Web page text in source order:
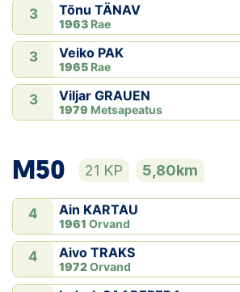
3 Tõnu TÄNAV
1963 Rae
3 Veiko PAK
1965 Rae
3 Viljar GRAUEN
1979 Metsapeatus
M50 21 KP 5,80km
4 Ain KARTAU
1961 Orvand
4 Aivo TRAKS
1972Orvand